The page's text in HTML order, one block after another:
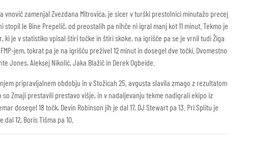
zamenjal Zvezdana Mitrovića, je sicer v turški prestolnici minutažo precej
le Bine Prepelič, od preostalih pa nihče ni igral manj kot 11 minut. Tekmo je
je v statistiko vpisal štiri točke in štiri skoke, na igrišče pa se je vrnil tudi Žiga
jem, tokrat pa je na igrišču preživel 12 minut in dosegel dve točki. Dvomestno
Jones, Aleksej Nikolić, Jaka Blažič in Derek Ogbeide.
pripravljalnem obdobju in v Stožicah 25. avgusta slavila zmago z rezultatom
Zmaji prestavili prestavo višje, in v nadaljevanju tekme nadigrali ekipo iz
dosegel 18 točk, Devin Robinson jih je dal 17, DJ Stewart pa 13. Pri Splitu je
12, Boris Tišma pa 10.